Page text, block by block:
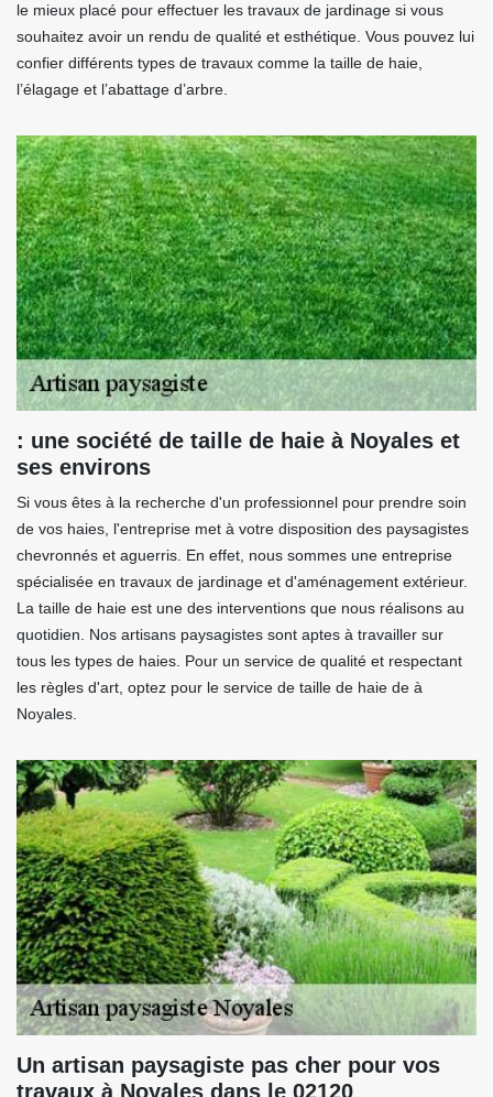
le mieux placé pour effectuer les travaux de jardinage si vous
souhaitez avoir un rendu de qualité et esthétique. Vous pouvez lui
confier différents types de travaux comme la taille de haie,
l’élagage et l’abattage d’arbre.
: une société de taille de haie à Noyales et
ses environs
Si vous êtes à la recherche d'un professionnel pour prendre soin
de vos haies, l'entreprise met à votre disposition des paysagistes
chevronnés et aguerris. En effet, nous sommes une entreprise
spécialisée en travaux de jardinage et d'aménagement extérieur.
La taille de haie est une des interventions que nous réalisons au
quotidien. Nos artisans paysagistes sont aptes à travailler sur
tous les types de haies. Pour un service de qualité et respectant
les règles d'art, optez pour le service de taille de haie de à
Noyales.
Un artisan paysagiste pas cher pour vos
travaux à Noyales dans le 02120